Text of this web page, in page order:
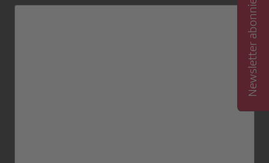
Newsletter abonnieren